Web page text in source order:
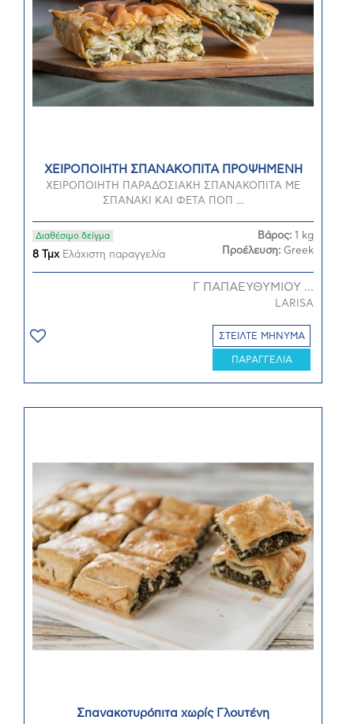
ΧΕΙΡΟΠΟΙΗΤΗ ΣΠΑΝΑΚΟΠΙΤΑ ΠΡΟΨΗΜΕΝΗ
ΧΕΙΡΟΠΟΙΗΤΗ ΠΑΡΑΔΟΣΙΑΚΗ ΣΠΑΝΑΚΟΠΙΤΑ ΜΕ
ΣΠΑΝΑΚΙ ΚΑΙ ΦΕΤΑ ΠΟΠ ...
Διαθέσιμο δείγμα
8 ΤμχΕλάχιστη παραγγελία
Βάρος: 1 kg
Προέλευση: Greek
Γ ΠΑΠΑΕΥΘΥΜΙΟΥ ...
LARISA
ΣΤΕΙΛΤΕ ΜΗΝΥΜΑ
ΠΑΡΑΓΓΕΛΙΑ
Σπανακοτυρόπιτα χωρίς Γλουτένη